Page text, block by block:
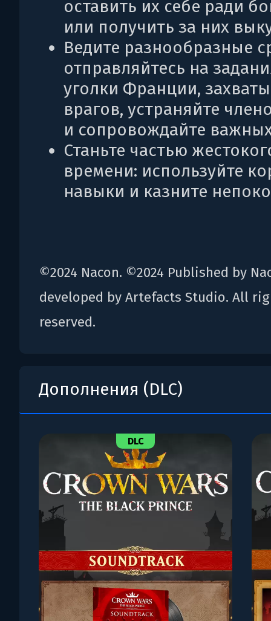
оставить их себе ради
или получить за них
Ведите разнообразные
отправляйтесь на
уголки Франции,
врагов, устраняйте
и сопровождайте
Станьте частью
времени: используйте
навыки и казните
©2024 Nacon. ©2024 Published by
developed by Artefacts Studio. All
reserved.
Дополнения (DLC)
DLC